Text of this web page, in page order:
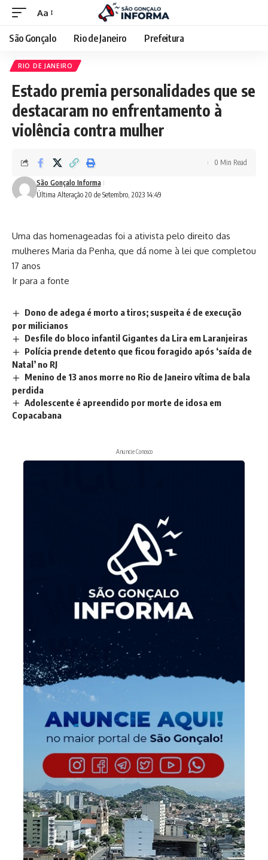
Aa
São Gonçalo Rio de Janeiro Prefeitura
RIO DE JANEIRO
Estado premia personalidades que se
destacaram no enfrentamento à
violência contra mulher
Última Alteração 20 de Setembro, 2023 14:49
São Gonçalo Informa
0 Min Read
Uma das homenageadas foi a ativista pelo direito das
mulheres Maria da Penha, que dá nome à lei que completou
17 anos
Ir para a fonte
Dono de adega é morto a tiros; suspeita é de execução
por milicianos
Desfile do bloco infantil Gigantes da Lira em Laranjeiras
Polícia prende detento que ficou foragido após ‘saída de
Natal’ no RJ
Menino de 13 anos morre no Rio de Janeiro vítima de bala
perdida
Adolescente é apreendido por morte de idosa em
Copacabana
Anuncie Conosco